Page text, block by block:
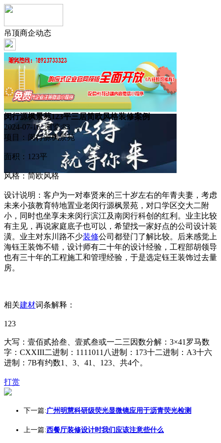
吊顶商企动态
闵行源枫景苑123平三居简欧风格装修案例
2024-07-16 浏览:83
项目：闵行源枫景苑
面积：123平
风格：简欧风格
设计说明：客户为一对奉贤来的三十岁左右的年青夫妻，考虑
未来小孩教育特地置业老闵行源枫景苑，对口学区交大二附
小，同时也坐享未来闵行滨江及南闵行科创的红利。业主比较
有主见，再说家庭底子也可以，希望找一家好点的公司设计装
潢。业主对东川路不少装修公司都登门了解比较。后来感觉上
海钰王装饰不错，设计师有二十年的设计经验，工程部胡领导
也有三十年的工程施工和管理经验，于是选定钰王装饰过去量
房。
相关建材词条解释：
123
大写：壹佰贰拾叁、壹贰叁或一二三因数分解：3×41罗马数
字：CXXIII二进制：1111011八进制：173十二进制：A3十六
进制：7B有约数1、3、41、123、共4个。
打赏
下一篇:广州明慧科研级荧光显微镜应用于沥青荧光检测
上一篇:西餐厅装修设计时我们应该注意些什么